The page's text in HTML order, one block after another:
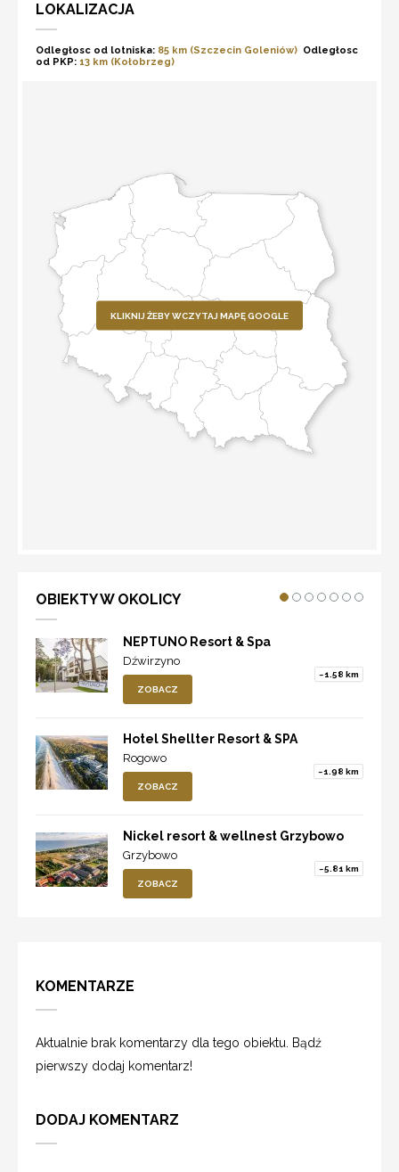
LOKALIZACJA
Odległosc od lotniska: 85 km (Szczecin Goleniów) Odległosc
od PKP: 13 km (Kołobrzeg)
KLIKNIJ ŻEBY WCZYTAJ MAPĘ GOOGLE
OBIEKTY W OKOLICY
NEPTUNO Resort & Spa
Dźwirzyno
~1.58 km
ZOBACZ
Hotel Shellter Resort & SPA
Rogowo
~1.98 km
ZOBACZ
Nickel resort & wellnest Grzybowo
Grzybowo
~5.81 km
ZOBACZ
KOMENTARZE
Aktualnie brak komentarzy dla tego obiektu. Bądź
pierwszy dodaj komentarz!
DODAJ KOMENTARZ